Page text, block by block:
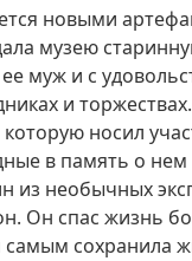
новыми
музею
муж и с
и
носил
в память о
из необычных
Он спас жизнь
самым сохранила